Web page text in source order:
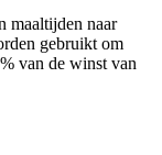
maaltijden naar
gebruikt om
van de winst van